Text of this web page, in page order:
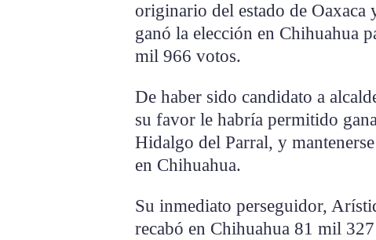
originario del estado de Oaxaca
ganó la elección en Chihuahua
mil 966 votos.
De haber sido candidato a
su favor le habría permitido
Hidalgo del Parral, y
en Chihuahua.
Su inmediato perseguidor,
recabó en Chihuahua 81 mil